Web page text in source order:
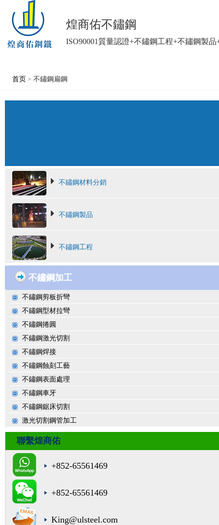
煌商佑不鏽鋼
ISO90001質量認證+不鏽鋼工程+不鏽鋼製
首页 > 不鏽鋼扁鋼
不鏽鋼材料分銷
不鏽鋼製品
不鏽鋼工程
不鏽鋼加工
不鏽鋼剪板折彎
不鏽鋼型材拉彎
不鏽鋼捲圓
不鏽鋼激光切割
不鏽鋼焊接
不鏽鋼蝕刻工藝
不鏽鋼表面處理
不鏽鋼車牙
不鏽鋼鋸床切割
激光切割鋼管加工
聯繫煌商佑
+852-65561469
+852-65561469
King@ulsteel.com